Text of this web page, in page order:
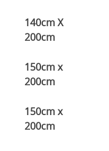
140cm X
200cm
150cm x
200cm
150cm x
200cm